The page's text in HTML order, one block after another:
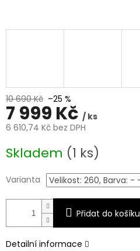
10 690 Kč –25 %
7 999 Kč / ks
6 610,74 Kč bez DPH
cena:
Skladem (1 ks)
Varianta
Přidat do košíku
Detailní informace